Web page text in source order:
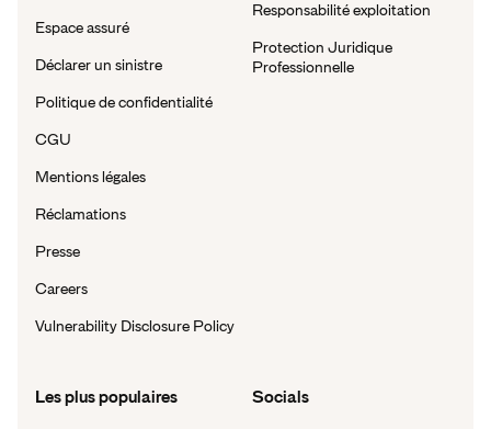
Espace assuré
Déclarer un sinistre
Politique de confidentialité
CGU
Mentions légales
Réclamations
Presse
Careers
Vulnerability Disclosure Policy
Responsabilité exploitation
Protection Juridique
Professionnelle
Les plus populaires Socials